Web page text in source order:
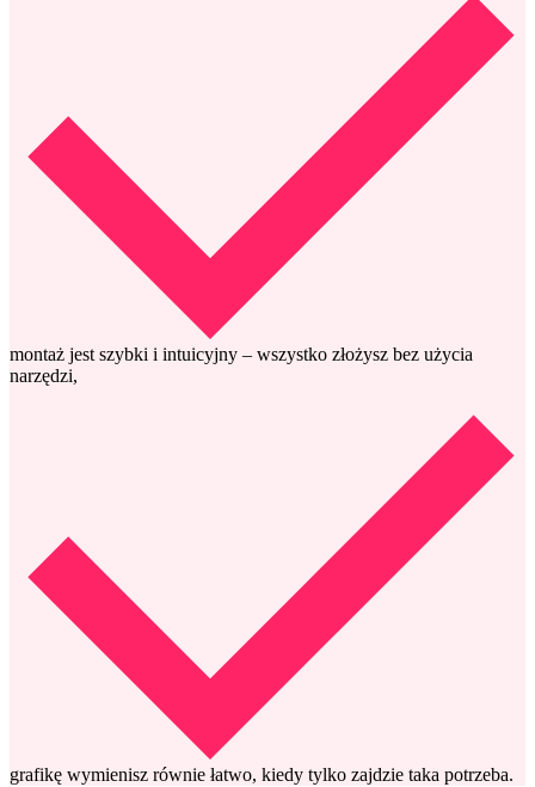
montaż jest szybki i intuicyjny – wszystko złożysz bez użycia
narzędzi,
grafikę wymienisz równie łatwo, kiedy tylko zajdzie taka potrzeba.